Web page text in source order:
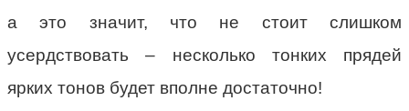
а это значит, что не стоит слишком
усердствовать – несколько тонких прядей
ярких тонов будет вполне достаточно!